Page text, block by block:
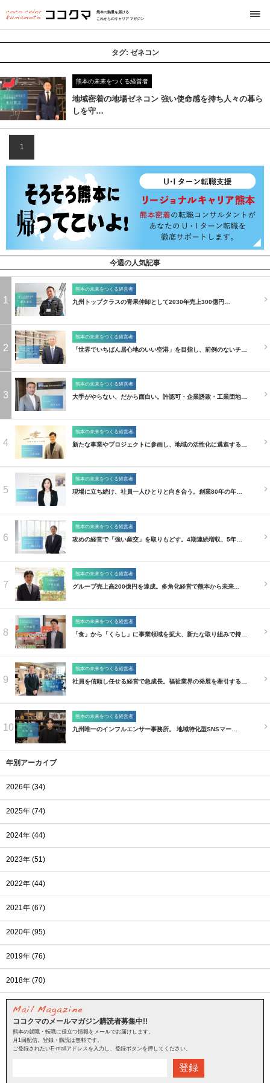
熊本の熱量を届ける
これからのキャリアマガジン
タグ: ゼネコン
熊本の未来をつくる経営者
地域密着の地場ゼネコン 強い使命感を持ち人々の暮ら
しを守…
1
今週の人気記事
1
熊本の未来をつくる経営者
九州トップクラスの青果仲卸として2030年売上300億円…
2
熊本の未来をつくる経営者
「世界でいちばん居心地のいい空港」を目指し、前例のないチ…
3
熊本の未来をつくる経営者
大手がやらない、だから面白い。許認可・企業誘致・工業団地…
4
熊本の未来をつくる経営者
新たな事業やプロジェクトに参画し、地域の活性化に邁進する…
5
熊本の未来をつくる経営者
現場に立ち続け、社員一人ひとりと向き合う。創業80年の年…
6
熊本の未来をつくる経営者
攻めの経営で「強い産交」を取りもどす。4期連続増収、5年…
7
熊本の未来をつくる経営者
グループ売上高200億円を達成。多角化経営で熊本から未来…
8
熊本の未来をつくる経営者
「食」から「くらし」に事業領域を拡大、新たな取り組みで持…
9
熊本の未来をつくる経営者
社員を信頼し任せる経営で急成長。福祉業界の発展を牽引する…
10
熊本の未来をつくる経営者
九州唯一のインフルエンサー事務所。 地域特化型SNSマー…
年別アーカイブ
2026年 (34)
2025年 (74)
2024年 (44)
2023年 (51)
2022年 (44)
2021年 (67)
2020年 (95)
2019年 (76)
2018年 (70)
ココクマのメールマガジン購読者募集中!!
熊本の就職・転職に役立つ情報をメールでお届けします。
月1回配信。登録・購読は無料です。
ご登録されたいE-mailアドレスを入力し、登録ボタンを押してください。
登録